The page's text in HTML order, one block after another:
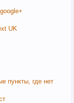
google+
UK
пункты, где нет